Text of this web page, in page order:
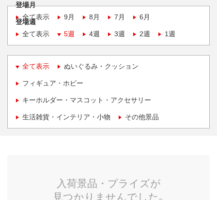
登場月
全て表示
9月 8月 7月 6月
登場週
全て表示
5週 4週 3週 2週 1週
全て表示 ぬいぐるみ・クッション
フィギュア・ホビー
キーホルダー・マスコット・アクセサリー
生活雑貨・インテリア・小物 その他景品